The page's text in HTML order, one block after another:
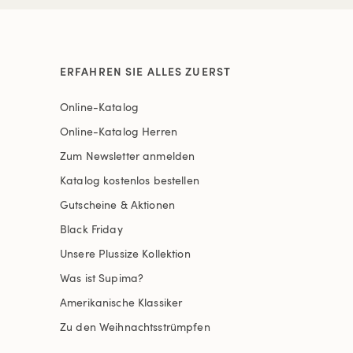
ERFAHREN SIE ALLES ZUERST
Online-Katalog
Online-Katalog Herren
Zum Newsletter anmelden
Katalog kostenlos bestellen
Gutscheine & Aktionen
Black Friday
Unsere Plussize Kollektion
Was ist Supima?
Amerikanische Klassiker
Zu den Weihnachtsstrümpfen